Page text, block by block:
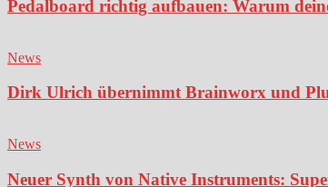
Pedalboard richtig aufbauen: Warum
News
Dirk Ulrich übernimmt Brainworx und
News
Neuer Synth von Native Instruments: